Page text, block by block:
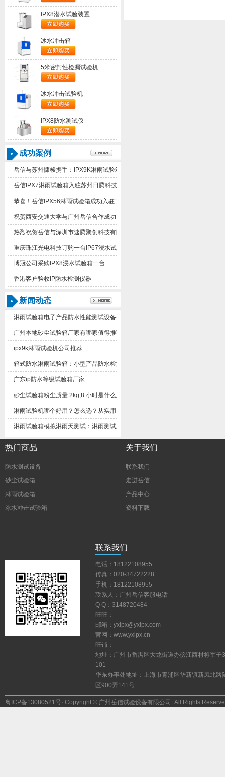
IPX8潜水试验装置
冰水冲击箱
5米密封性检漏试验机
冰水冲击试验机
IPX8防水测试仪
成功案例
岳信与苏州慷梭携手：IPX9K淋雨试验箱助力品质提升
岳信IPX7淋雨试验箱入驻苏州日腾科技！
恭喜！岳信IPX56淋雨试验箱成功入驻了苏州德仕耐五金
祝贺西安交通大学与广州岳信合作成功！
热烈祝贺岳信与深圳市速腾聚创科技有限公司合作成功！
重庆珠江光电科技订购一台IP67浸水试验箱
博冠公司采购IPX8浸水试验箱一台
香港客户验收IP防水检测仪器
新闻动态
淋雨试验箱电子产品防水性能测试设备是什么东西？
广州本地砂尘试验箱厂家有哪家值得推荐
ipx9k淋雨试验机公司推荐
箱式防水淋雨试验箱：小型产品防水检测实用设备解析
广东ip防水等级试验箱厂家
砂尘试验箱粉尘质量2kg,8小时是什么意思？
淋雨试验机哪个好用？怎么选？从实用需求客观梳理选购思路
淋雨试验箱模拟淋雨天测试：淋雨测试系统技术解析与应用方案
热门商品
防水测试设备
砂尘试验箱
淋雨试验箱
冰水冲击试验箱
关于我们
联系我们
走进岳信
产品中心
资料下载
联系我们
电话：18122108955
传真：020-34722228
手机：18122108955
联系人：广州岳信客服电话
QQ：3148720484
旺旺：
邮箱：yxipx@yxipx.com
官网：www.yxipx.cn
旺铺：
地址：广州市番禺区大龙街道办傍江西村将军子
101
华东办事处地址：上海市青浦区华新镇新凤北路
区900弄141号
粤ICP备13080521号·Copyright©广州岳信试验设备有限公司